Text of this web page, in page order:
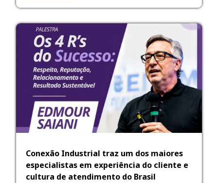
Conexão Industrial traz um dos maiores
especialistas em experiência do cliente e
cultura de atendimento do Brasil